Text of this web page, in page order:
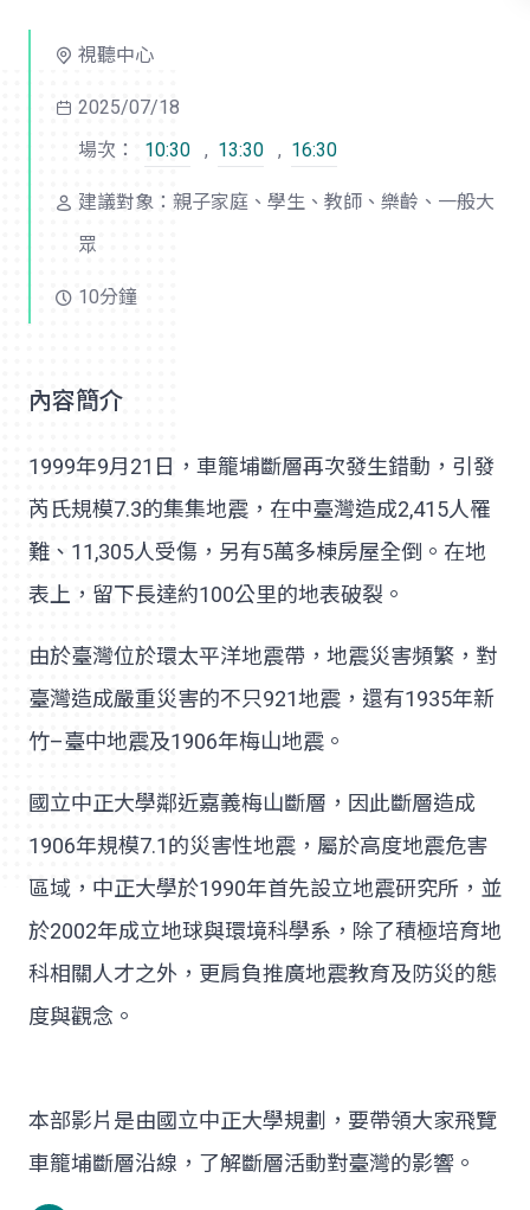
視聽中心
2025/07/18
場次：
10:30 , 13:30 , 16:30
建議對象：親子家庭、學生、教師、樂齡、一般大
眾
10分鐘
內容簡介
1999年9月21日，車籠埔斷層再次發生錯動，引發
芮氏規模7.3的集集地震，在中臺灣造成2,415人罹
難、11,305人受傷，另有5萬多棟房屋全倒。在地
表上，留下長達約100公里的地表破裂。
由於臺灣位於環太平洋地震帶，地震災害頻繁，對
臺灣造成嚴重災害的不只921地震，還有1935年新
竹–臺中地震及1906年梅山地震。
國立中正大學鄰近嘉義梅山斷層，因此斷層造成
1906年規模7.1的災害性地震，屬於高度地震危害
區域，中正大學於1990年首先設立地震研究所，並
於2002年成立地球與環境科學系，除了積極培育地
科相關人才之外，更肩負推廣地震教育及防災的態
度與觀念。
本部影片是由國立中正大學規劃，要帶領大家飛覽
車籠埔斷層沿線，了解斷層活動對臺灣的影響。